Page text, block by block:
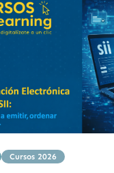
Cursos 2026